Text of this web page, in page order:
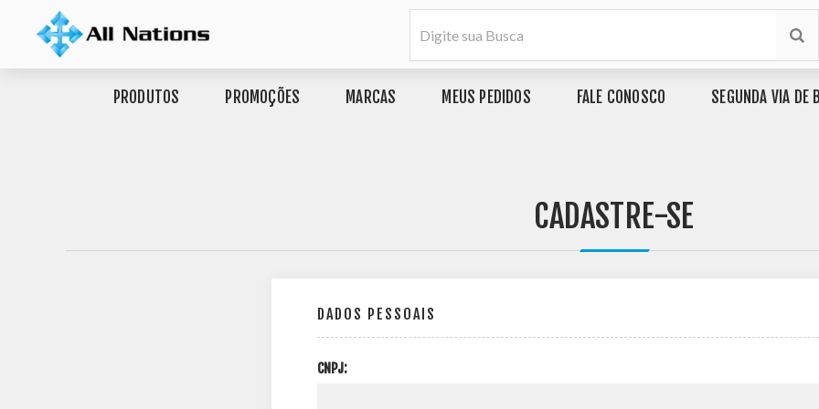
PRODUTOS PROMOÇÕES MARCAS MEUS PEDIDOS FALE CONOSCO SEGUNDA VIA DE
CADASTRE-SE
DADOS PESSOAIS
CNPJ: